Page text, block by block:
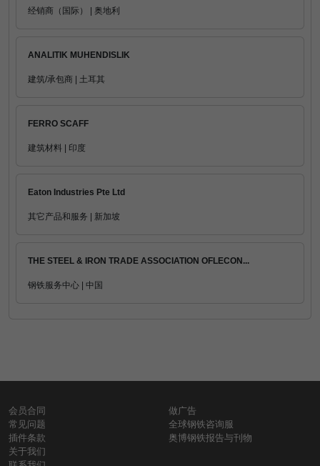
经销商（国际） | 奥地利
ANALITIK MUHENDISLIK
建筑/承包商 | 土耳其
FERRO SCAFF
建筑材料 | 印度
Eaton Industries Pte Ltd
其它产品和服务 | 新加坡
THE STEEL & IRON TRADE ASSOCIATION OFLECON...
钢铁服务中心 | 中国
会员合同
常见问题
插件条款
关于我们
做广告
全球钢铁咨询服
奥博钢铁报告与刊物